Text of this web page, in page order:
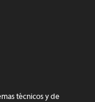
técnicos y de